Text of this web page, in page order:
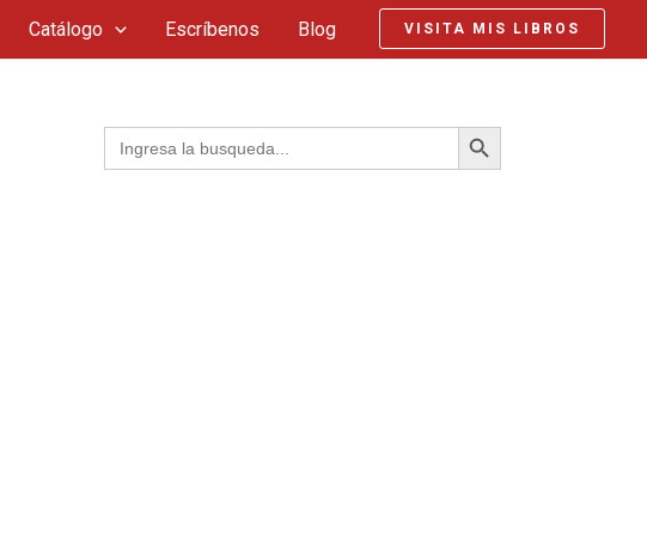
Catálogo Escríbenos Blog VISITA MIS LIBROS
Buscar: BOTÓN DE BÚSQUEDA